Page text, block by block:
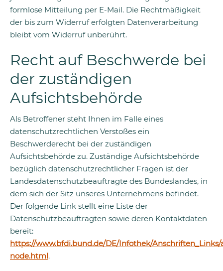
formlose Mitteilung per E-Mail. Die Rechtmäßigkeit
der bis zum Widerruf erfolgten Datenverarbeitung
bleibt vom Widerruf unberührt.
Recht auf Beschwerde bei
der zuständigen
Aufsichtsbehörde
Als Betroffener steht Ihnen im Falle eines
datenschutzrechtlichen Verstoßes ein
Beschwerderecht bei der zuständigen
Aufsichtsbehörde zu. Zuständige Aufsichtsbehörde
bezüglich datenschutzrechtlicher Fragen ist der
Landesdatenschutzbeauftragte des Bundeslandes, in
dem sich der Sitz unseres Unternehmens befindet.
Der folgende Link stellt eine Liste der
Datenschutzbeauftragten sowie deren Kontaktdaten
bereit:
https://www.bfdi.bund.de/DE/Infothek/
node.html.